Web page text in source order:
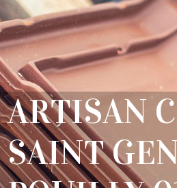
ARTISAN
SAINT